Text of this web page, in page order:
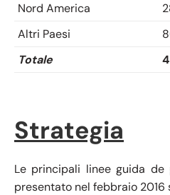
Nord America
Altri Paesi
Totale
Strategia
Le principali linee guida de
presentato nel febbraio 2016